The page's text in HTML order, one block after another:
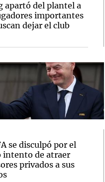
apartó del plantel a
importantes
dejar el club
se disculpó por el
intento de atraer
privados a sus
Notas
Cadena 3 en Groenlandia